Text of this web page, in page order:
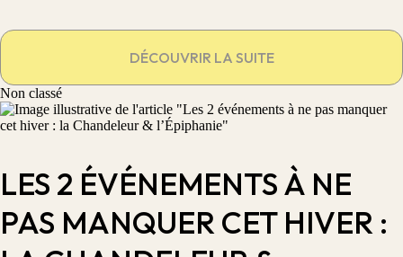
DÉCOUVRIR LA SUITE
Non classé
LES 2 ÉVÉNEMENTS À NE
PAS MANQUER CET HIVER :